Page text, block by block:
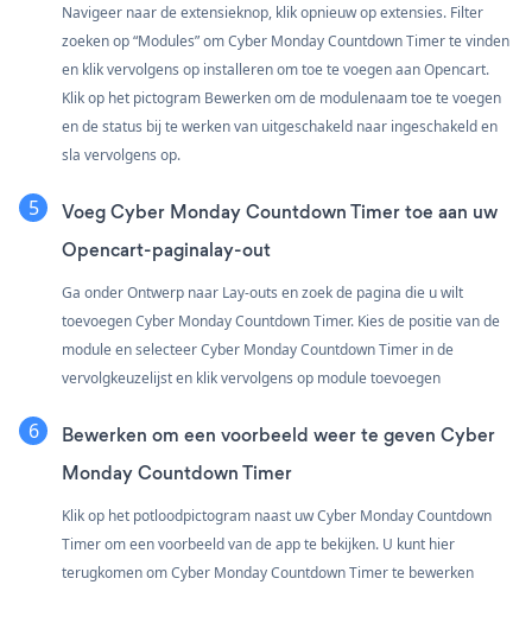
Navigeer naar de extensieknop, klik opnieuw op extensies. Filter
zoeken op “Modules” om Cyber Monday Countdown Timer te vinden
en klik vervolgens op installeren om toe te voegen aan Opencart.
Klik op het pictogram Bewerken om de modulenaam toe te voegen
en de status bij te werken van uitgeschakeld naar ingeschakeld en
sla vervolgens op.
Voeg Cyber Monday Countdown Timer toe aan uw
Opencart-paginalay-out
Ga onder Ontwerp naar Lay-outs en zoek de pagina die u wilt
toevoegen Cyber Monday Countdown Timer. Kies de positie van de
module en selecteer Cyber Monday Countdown Timer in de
vervolgkeuzelijst en klik vervolgens op module toevoegen
Bewerken om een voorbeeld weer te geven Cyber
Monday Countdown Timer
Klik op het potloodpictogram naast uw Cyber Monday Countdown
Timer om een voorbeeld van de app te bekijken. U kunt hier
terugkomen om Cyber Monday Countdown Timer te bewerken